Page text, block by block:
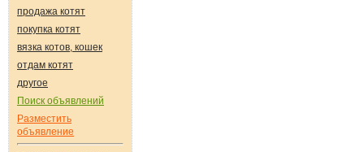
продажа котят
покупка котят
вязка котов, кошек
отдам котят
другое
Поиск объявлений
Разместить
объявление